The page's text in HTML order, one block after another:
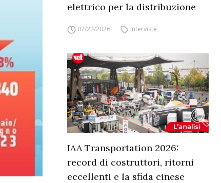
elettrico per la distribuzione
07/22/2026 Interviste
IAA Transportation 2026:
record di costruttori, ritorni
eccellenti e la sfida cinese